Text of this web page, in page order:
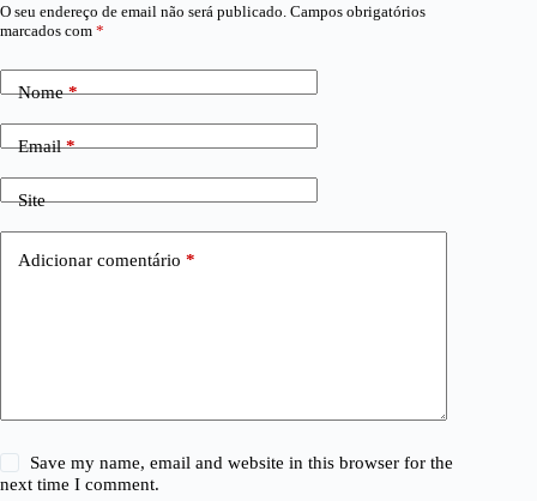
O seu endereço de email não será publicado. Campos obrigatórios
marcados com *
Nome*
Email*
Site
Adicionar comentário *
Save my name, email and website in this browser for the
next time I comment.